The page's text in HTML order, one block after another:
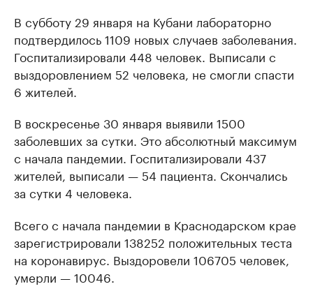
В субботу 29 января на Кубани лабораторно
подтвердилось 1109 новых случаев заболевания.
Госпитализировали 448 человек. Выписали с
выздоровлением 52 человека, не смогли спасти
6 жителей.
В воскресенье 30 января выявили 1500
заболевших за сутки. Это абсолютный максимум
с начала пандемии. Госпитализировали 437
жителей, выписали — 54 пациента. Скончались
за сутки 4 человека.
Всего с начала пандемии в Краснодарском крае
зарегистрировали 138252 положительных теста
на коронавирус. Выздоровели 106705 человек,
умерли — 10046.